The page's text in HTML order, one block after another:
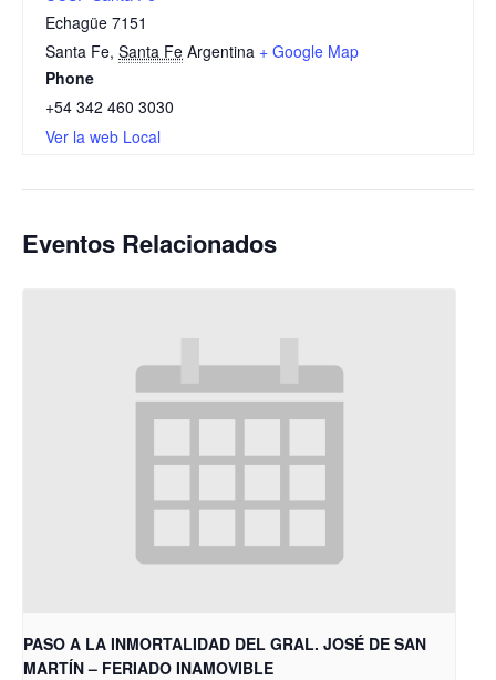
Echagüe 7151
Santa Fe, Santa Fe Argentina + Google Map
Phone
+54 342 460 3030
Ver la web Local
Eventos Relacionados
PASO A LA INMORTALIDAD DEL GRAL. JOSÉ DE SAN
MARTÍN – FERIADO INAMOVIBLE